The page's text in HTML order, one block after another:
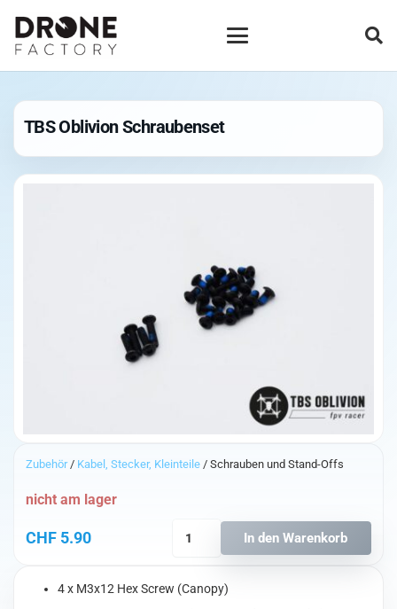
TBS Oblivion Schraubenset
Zubehör/ Kabel, Stecker, Kleinteile / Schrauben und Stand-Offs
CHF 5.90
nicht am lager
Menge
In den Warenkorb
4 x M3x12 Hex Screw (Canopy)